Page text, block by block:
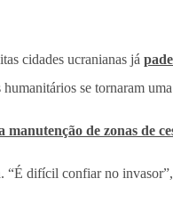
cidades ucranianas já
se tornaram
manutenção de zonas de
difícil confiar no